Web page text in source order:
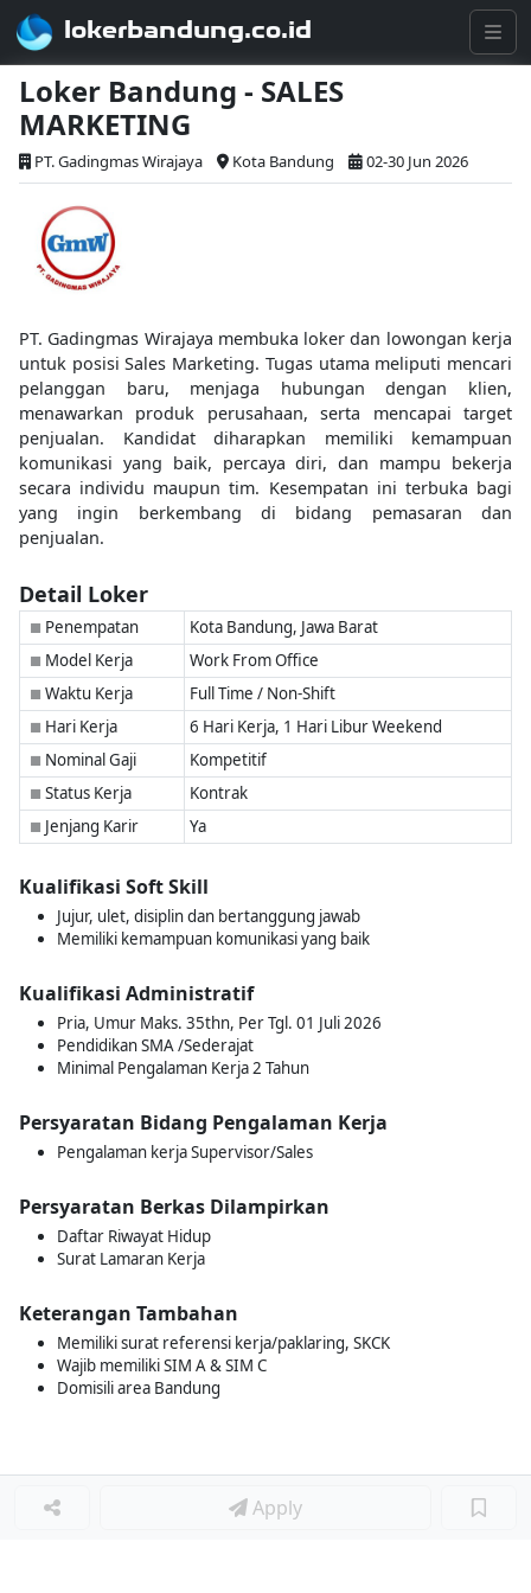
lokerbandung.co.id
Loker Bandung - SALES
MARKETING
PT. Gadingmas Wirajaya Kota Bandung 02-30 Jun 2026
PT. Gadingmas Wirajaya membuka loker dan lowongan kerja
untuk posisi Sales Marketing. Tugas utama meliputi mencari
pelanggan baru, menjaga hubungan dengan klien,
menawarkan produk perusahaan, serta mencapai target
penjualan. Kandidat diharapkan memiliki kemampuan
komunikasi yang baik, percaya diri, dan mampu bekerja
secara individu maupun tim. Kesempatan ini terbuka bagi
yang ingin berkembang di bidang pemasaran dan
penjualan.
Detail Loker
■ Penempatan Kota Bandung, Jawa Barat
■ Model Kerja Work From Office
■ Waktu Kerja Full Time / Non-Shift
■ Hari Kerja 6 Hari Kerja, 1 Hari Libur Weekend
■ Nominal Gaji Kompetitif
■ Status Kerja Kontrak
■ Jenjang Karir Ya
Kualifikasi Soft Skill
Jujur, ulet, disiplin dan bertanggung jawab
Memiliki kemampuan komunikasi yang baik
Kualifikasi Administratif
Pria, Umur Maks. 35thn, Per Tgl. 01 Juli 2026
Pendidikan SMA /Sederajat
Minimal Pengalaman Kerja 2 Tahun
Persyaratan Bidang Pengalaman Kerja
Pengalaman kerja Supervisor/Sales
Persyaratan Berkas Dilampirkan
Daftar Riwayat Hidup
Surat Lamaran Kerja
Keterangan Tambahan
Memiliki surat referensi kerja/paklaring, SKCK
Wajib memiliki SIM A & SIM C
Domisili area Bandung
Apply